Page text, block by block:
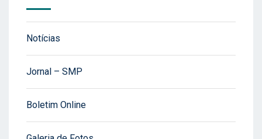
Notícias
Jornal – SMP
Boletim Online